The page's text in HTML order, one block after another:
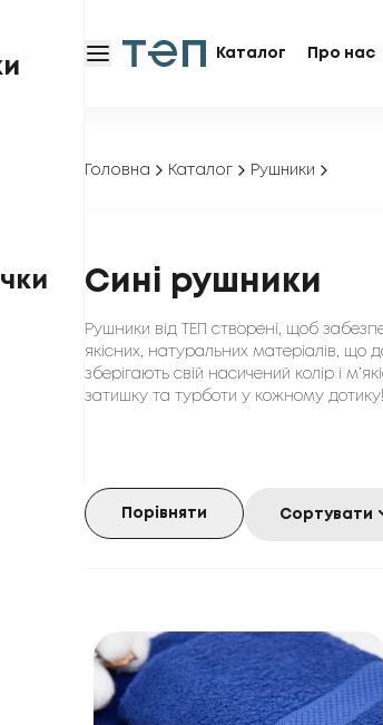
Каталог Про нас
Головна Каталог Рушники
Сині рушники
Рушники від ТЕП створені, щоб
якісних, натуральних матеріалів, що
зберігають свій насичений колір і
затишку та турботи у кожному дотику!
Порівняти Сортувати